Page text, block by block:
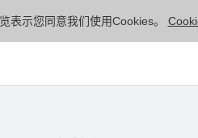
表示您同意我们使用Cookies。